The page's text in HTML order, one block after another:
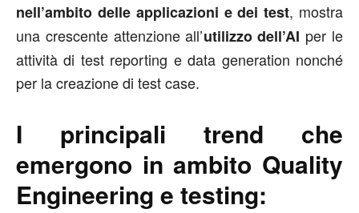
nell’ambito delle applicazioni e dei test, mostra
una crescente attenzione all’utilizzo dell’AI per le
attività di test reporting e data generation nonché
per la creazione di test case.
I principali trend che
emergono in ambito Quality
Engineering e testing: